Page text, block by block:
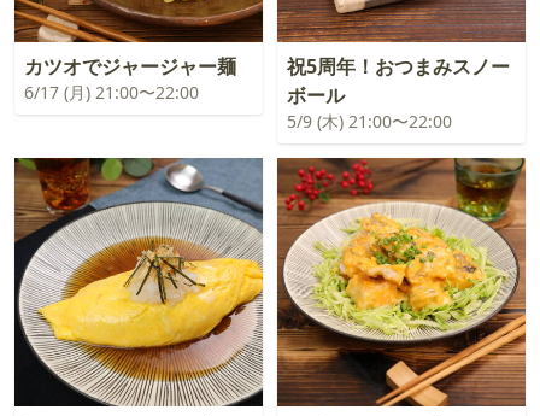
カツオでジャージャー麺
6/17 (月) 21:00〜22:00
祝5周年！おつまみスノー
ボール
5/9 (木) 21:00〜22:00